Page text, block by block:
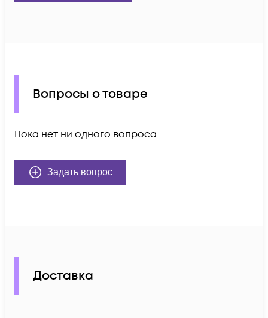
Вопросы о товаре
Пока нет ни одного вопроса.
Задать вопрос
Доставка